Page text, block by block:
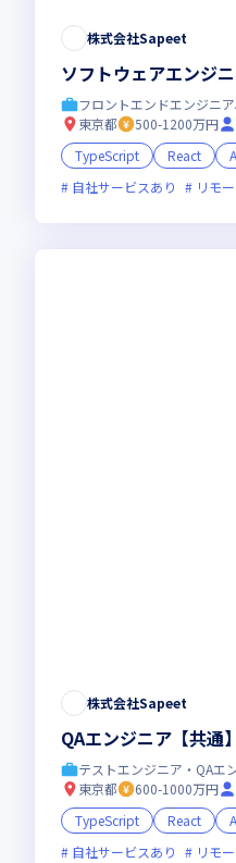
株式会社Sapeet
ソフトウェアエンジ
フロントエンドエンジニ
東京都
500-1200万円
TypeScript
React
自社サービスあり
リモ
株式会社Sapeet
QAエンジニア【共通】
東京都
600-1000万円
TypeScript
React
自社サービスあり
リモ